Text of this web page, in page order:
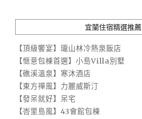
宜蘭住宿精選推薦
【頂級饗宴】瓏山林冷熱泉飯店
【愜意包棟首選】小島Villa別墅
【礁溪溫泉】寒沐酒店
【東方禪風】力麗威斯汀
【發呆就好】呆宅
【峇里島風】43會館包棟